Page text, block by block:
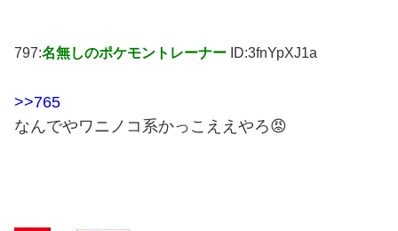
797:名無しのポケモントレーナー ID:3fnYpXJ1a
>>765
なんでやワニノコ系かっこええやろ😡